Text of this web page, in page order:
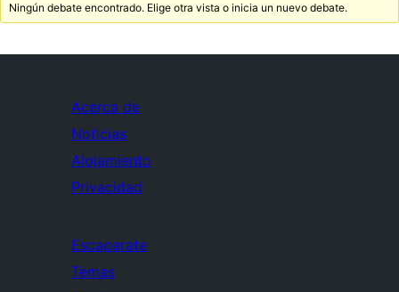
Ningún debate encontrado. Elige otra vista o inicia un nuevo debate.
Acerca de
Noticias
Alojamiento
Privacidad
Escaparate
Temas